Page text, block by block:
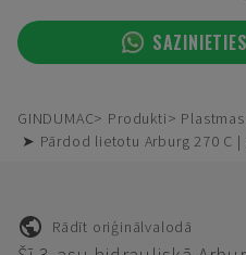
GINDUMAC Produkti
➤ Pārdod lietotu Arburg 270 C
Rādīt oriģinālvalodā